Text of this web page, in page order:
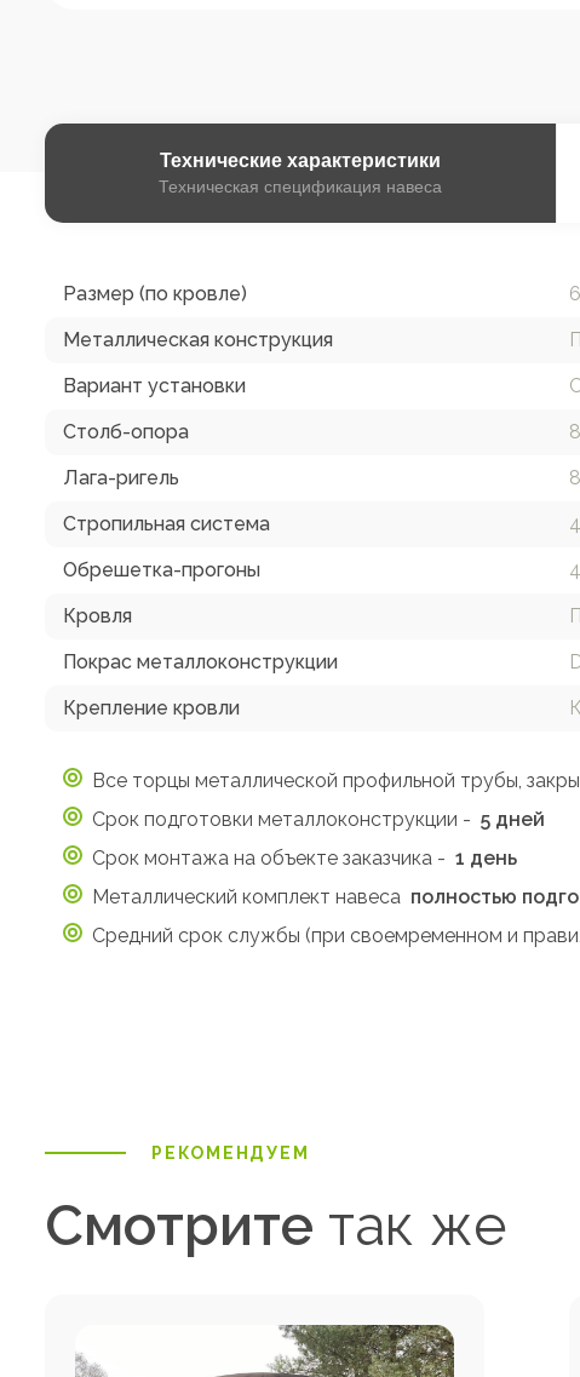
Технические характеристики
Техническая спецификация навеса
Размер (по кровле)
Металлическая конструкция
Вариант установки
Столб-опора
Лага-ригель
Стропильная система
Обрешетка-прогоны
Кровля
Покрас металлоконструкции
Крепление кровли
Все торцы металлической профильной трубы,
Срок подготовки металлоконструкции - 5 дней
Срок монтажа на объекте заказчика - 1 день
Металлический комплект навеса полностью
Средний срок службы (при своемременном и
РЕКОМЕНДУЕМ
Смотрите так же